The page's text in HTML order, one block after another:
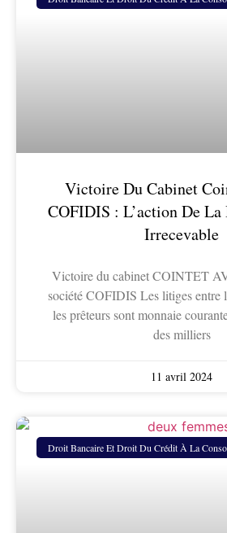
Victoire Du Cabinet
COFIDIS : L’action De La
Irrecevable
Victoire du cabinet COINTET
société COFIDIS Les litiges entre
les prêteurs sont monnaie
des milliers
11 avril 2024
Droit Bancaire Et Droit Du Crédit À La